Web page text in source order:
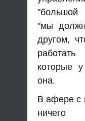
"большой
"мы
другом,
которые
она.
В афере с